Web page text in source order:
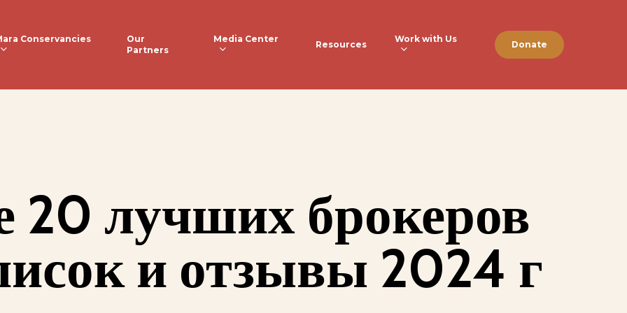
Conservancies
Our
Partners
Media Center
Resources
Work with Us
Donate
20 лучших брокеров
и отзывы 2024 г